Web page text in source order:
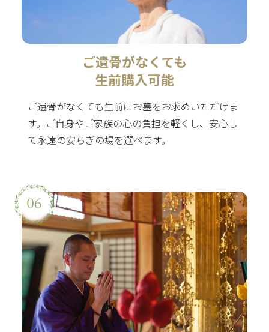
ご遺骨がなくても
生前購入可能
ご遺骨がなくても生前にお墓をお求めいただけま
す。ご自身やご家族の心の負担を軽くし、安心し
て永遠の安らぎの場を選べます。